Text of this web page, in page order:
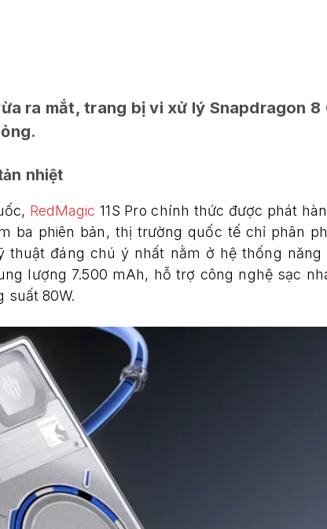
ra mắt, trang bị vi xử lý Snapdragon 8
nhiệt
RedMagic 11S Pro chính thức được phát
ba phiên bản, thị trường quốc tế chỉ phân
thuật đáng chú ý nhất nằm ở hệ thống năng
lượng 7.500 mAh, hỗ trợ công nghệ sạc
suất 80W.